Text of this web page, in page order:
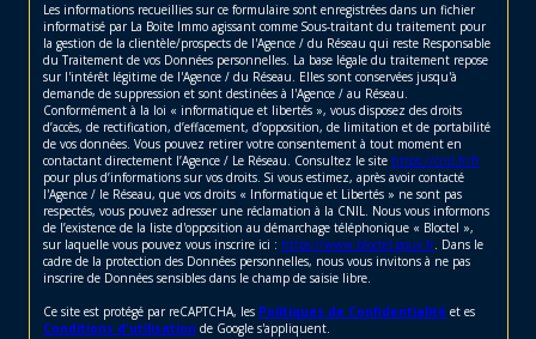
Les informations recueillies sur ce formulaire sont enregistrées dans un fichier
informatisé par La Boite Immo agissant comme Sous-traitant du traitement pour
la gestion de la clientèle/prospects de l'Agence / du Réseau qui reste Responsable
du Traitement de vos Données personnelles. La base légale du traitement repose
sur l'intérêt légitime de l'Agence / du Réseau. Elles sont conservées jusqu'à
demande de suppression et sont destinées à l'Agence / au Réseau.
Conformément à la loi « informatique et libertés », vous disposez des droits
d’accès, de rectification, d’effacement, d’opposition, de limitation et de portabilité
de vos données. Vous pouvez retirer votre consentement à tout moment en
contactant directement l’Agence / Le Réseau. Consultez le site https://cnil.fr/fr
pour plus d’informations sur vos droits. Si vous estimez, après avoir contacté
l'Agence / le Réseau, que vos droits « Informatique et Libertés » ne sont pas
respectés, vous pouvez adresser une réclamation à la CNIL. Nous vous informons
de l’existence de la liste d'opposition au démarchage téléphonique « Bloctel »,
sur laquelle vous pouvez vous inscrire ici : https://www.bloctel.gouv.fr. Dans le
cadre de la protection des Données personnelles, nous vous invitons à ne pas
inscrire de Données sensibles dans le champ de saisie libre.
Ce site est protégé par reCAPTCHA, les Politiques de Confidentialité et es
Conditions d'utilisation de Google s'appliquent.